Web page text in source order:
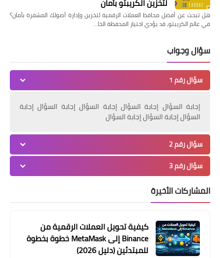
لتخزين الكريبتو بأمان
هل تبحث عن أفضل محافظ العملات الرقمية لتخزين وإدارة أصولك المشفرة بأمان؟
في عالم الكريبتو، قد يؤدي اختيار المحفظة الخا…
سؤال وجواب
سؤال رقم 1
إجابة السؤال إجابة السؤال إجابة السؤال إجابة السؤال إجابة
السؤال إجابة السؤال إجابة السؤال
سؤال رقم 2
سؤال رقم 3
المشاركات الأخيرة
كيفية تحويل العملات الرقمية من
Binance إلى MetaMask خطوة بخطوة
للمبتدئين (دليل 2026)